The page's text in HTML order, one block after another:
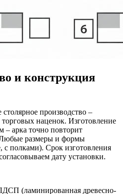
и конструкция
столярное производство –
наценок. Изготовление
– арка точно повторит
размеры и формы
с полками). Срок изготовления
дату установки.
(ламинированная древесно-